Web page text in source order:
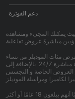
دعم الفوترة
يمكنك المجيء ومشاهدة
فوري. استعرض مئات الموديلز من نساء
ورجال وأزواج ومتحولات جنسيًا يؤدون عروضًا جنسية مباشرة 24/7. بالإضافة إلى
العروض الخاصة و التجسس